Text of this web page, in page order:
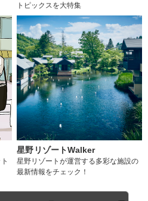
トピックスを大特集
星野リゾートWalker
星野リゾートが運営する多彩な施設の
最新情報をチェック！